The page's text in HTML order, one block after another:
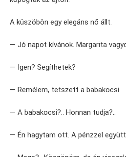
A küszöbön egy elegáns nő állt.
— Jó napot kívánok. Margarita
— Igen? Segíthetek?
— Remélem, tetszett a babakocsi.
— A babakocsi?.. Honnan tudja?..
— Én hagytam ott. A pénzzel